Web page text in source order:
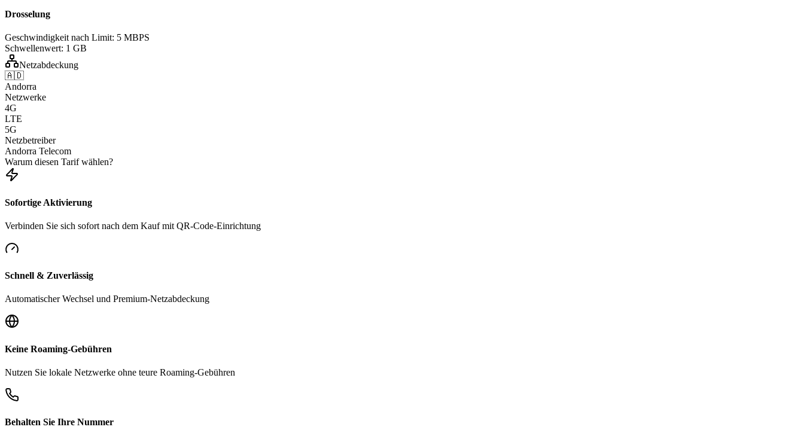
Drosselung
Geschwindigkeit nach Limit: 5 MBPS
Schwellenwert: 1 GB
Netzabdeckung
🇦🇩
Andorra
Netzwerke
4G
LTE
5G
Netzbetreiber
Andorra Telecom
Warum diesen Tarif wählen?
Sofortige Aktivierung
Verbinden Sie sich sofort nach dem Kauf mit QR-Code-Einrichtung
Schnell & Zuverlässig
Automatischer Wechsel und Premium-Netzabdeckung
Keine Roaming-Gebühren
Nutzen Sie lokale Netzwerke ohne teure Roaming-Gebühren
Behalten Sie Ihre Nummer